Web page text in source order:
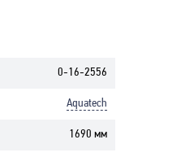
0-16-2556
Aquatech
1690 мм